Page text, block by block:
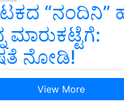
“ನಂದಿನಿ”
ಮಾರುಕಟ್ಟೆಗೆ:
ನೋಡಿ!
View More